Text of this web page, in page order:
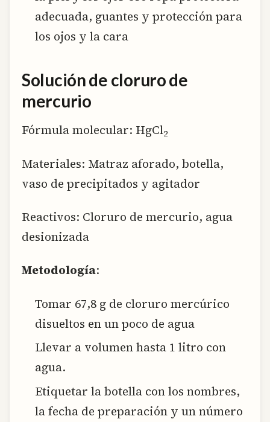
adecuada, guantes y protección para
los ojos y la cara
Solución de cloruro de
mercurio
Fórmula molecular: HgCl2
Materiales: Matraz aforado, botella,
vaso de precipitados y agitador
Reactivos: Cloruro de mercurio, agua
desionizada
Metodología:
Tomar 67,8 g de cloruro mercúrico
disueltos en un poco de agua
Llevar a volumen hasta 1 litro con
agua.
Etiquetar la botella con los nombres,
la fecha de preparación y un número